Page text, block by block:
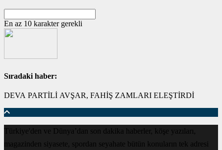
En az 10 karakter gerekli
Sıradaki haber:
DEVA PARTİLİ AVŞAR, FAHİŞ ZAMLARI ELEŞTİRDİ
Türkiye'den ve Dünya’dan son dakika haberler, köşe yazıları,
magazinden siyasete, spordan seyahate bütün konuların tek adresi